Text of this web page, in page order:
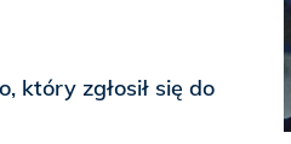
który zgłosił się do